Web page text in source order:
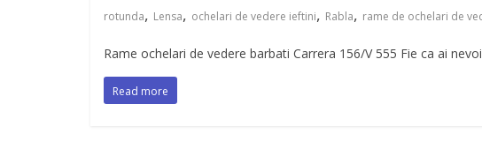
rotunda, Lensa, ochelari de vedere ieftini, Rabla, rame de ochelari de
Rame ochelari de vedere barbati Carrera 156/V 555 Fie ca ai
Read more